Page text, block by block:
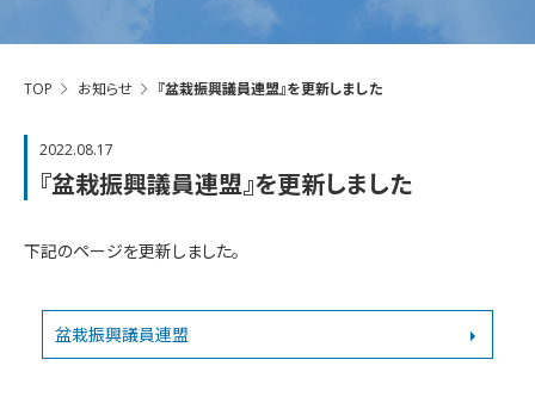
TOP お知らせ 『盆栽振興議員連盟』を更新しました
2022.08.17
『盆栽振興議員連盟』を更新しました
下記のページを更新しました。
盆栽振興議員連盟